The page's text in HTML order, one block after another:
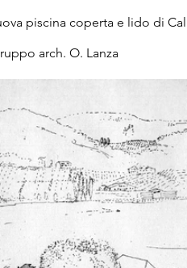
piscina coperta e lido di
arch. O. Lanza